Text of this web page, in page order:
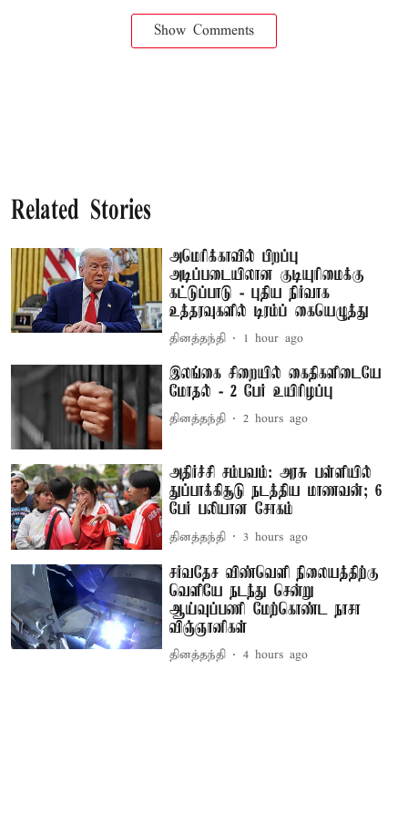
Show Comments
Related Stories
அமெரிக்காவில் பிறப்பு
அடிப்படையிலான குடியுரிமைக்கு
கட்டுப்பாடு - புதிய நிர்வாக
உத்தரவுகளில் டிரம்ப் கையெழுத்து
தினத்தந்தி 1 hour ago
இலங்கை சிறையில் கைதிகளிடையே
மோதல் - 2 பேர் உயிரிழப்பு
தினத்தந்தி 2 hours ago
அதிர்ச்சி சம்பவம்: அரசு பள்ளியில்
துப்பாக்கிசூடு நடத்திய மாணவன்; 6
பேர் பலியான சோகம்
தினத்தந்தி 3 hours ago
சர்வதேச விண்வெளி நிலையத்திற்கு
வெளியே நடந்து சென்று
ஆய்வுப்பணி மேற்கொண்ட நாசா
விஞ்ஞானிகள்
தினத்தந்தி 4 hours ago